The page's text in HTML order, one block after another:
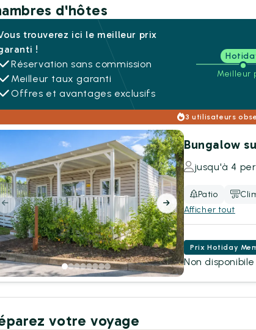
d'hôtes
trouverez ici le meilleur prix
!
Réservation sans commission
Meilleur taux garanti
Offres et avantages exclusifs
Meilleur
3 utilisateurs
Bungalow
jusqu'à 4
Patio
Afficher tout
Prix Hotiday
Non disponibile
votre voyage